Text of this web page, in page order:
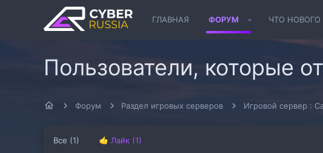
ГЛАВНАЯ ФОРУМ ЧТО НОВОГО
Пользователи, которые
Форум Раздел игровых серверов Игровой сервер :
Все (1) Лайк (1)